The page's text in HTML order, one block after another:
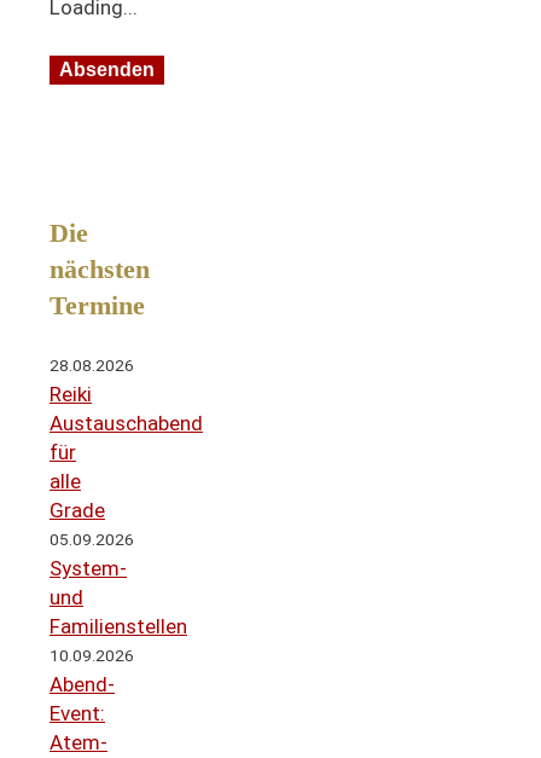
Loading...
Die
nächsten
Termine
28.08.2026
Reiki
Austauschabend
für
alle
Grade
05.09.2026
System-
und
Familienstellen
10.09.2026
Abend-
Event:
Atem-